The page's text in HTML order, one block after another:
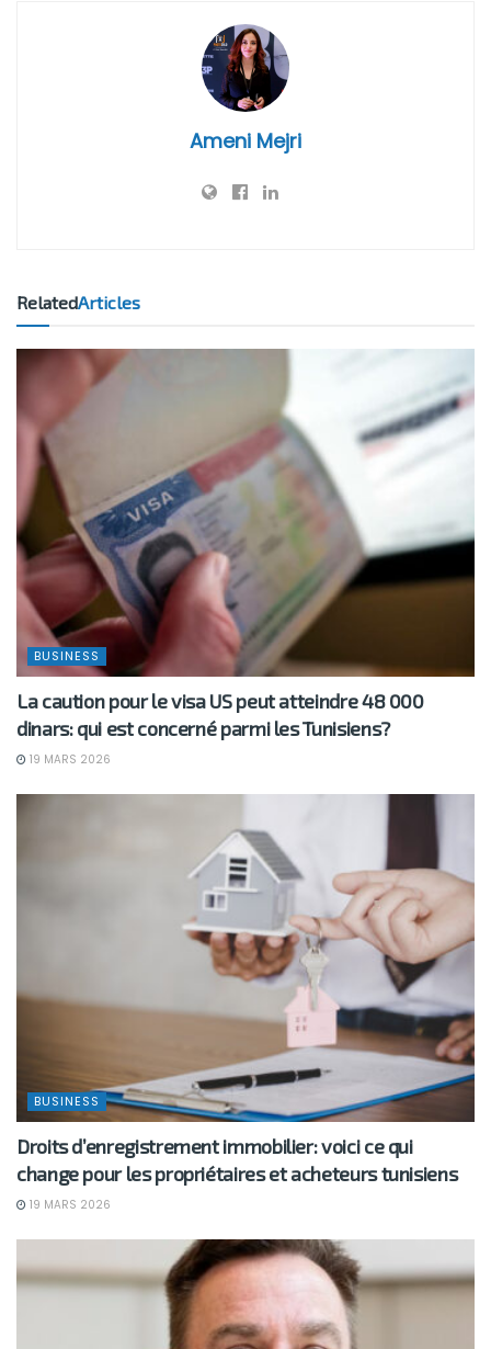
Ameni Mejri
RelatedArticles
BUSINESS
La caution pour le visa US peut atteindre 48 000
dinars: qui est concerné parmi les Tunisiens?
19 MARS 2026
BUSINESS
Droits d’enregistrement immobilier: voici ce qui
change pour les propriétaires et acheteurs tunisiens
19 MARS 2026